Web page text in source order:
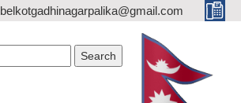
belkotgadhinagarpalika@gmail.com